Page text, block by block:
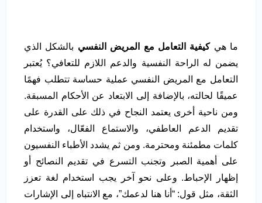
ما هيكيفية التعامل مع المريض النفسي بالشكل الذي
يضمن له الراحة النفسية والدعم اللازم للتعافي؟ يُعتبر
التعامل مع المريض النفسي عملية حساسة تتطلب فهمًا
عميقًا لحالته، بالإضافة إلى الابتعاد عن الأحكام المسبقة.
ومن ناحية أخرى يعتمد النجاح في ذلك على القدرة على
تقديم الدعم العاطفي، والاستماع الفعّال، واستخدام
كلمات مطمئنة ومحترمة. ومن ثم يشدد الأطباء النفسيون
على أهمية الصبر وتجنب التسرع في تقديم النصائح أو
إظهار الإحباط. وعلى نحو آخر يجب استخدام لغة تعزز
الثقة، مثل قول: “أنا هنا لدعمك”، مع الانتباه إلى الإشارات